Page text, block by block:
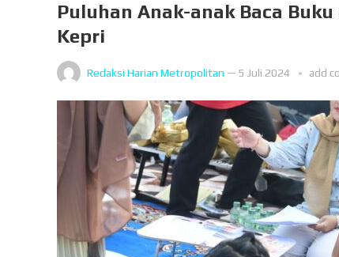
Puluhan Anak-anak Baca
Kepri
Redaksi Harian Metropolitan — 5 Juli 2024 add